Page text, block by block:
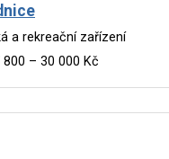
a rekreační zařízení
800 – 30 000 Kč